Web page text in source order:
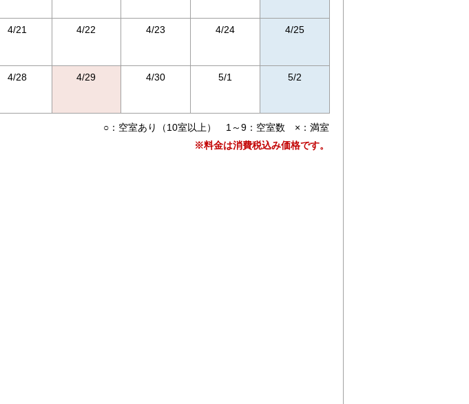
4/21 4/22 4/23 4/24 4/25
4/28 4/29 4/30 5/1 5/2
○：空室あり（10室以上） 1～9：空室数 ×：満室
※料金は消費税込み価格です。